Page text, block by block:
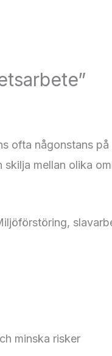
ofta någonstans
mellan olika
minska risker​